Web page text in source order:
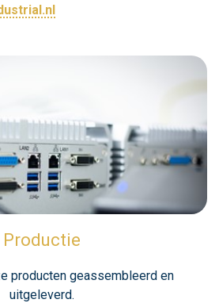
Productie
producten geassembleerd en
uitgeleverd.